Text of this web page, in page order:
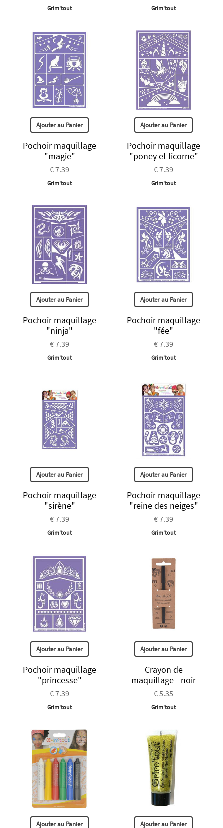
Grim'tout Grim'tout
Ajouter au Panier
Pochoir maquillage
"magie"
€ 7.39
Grim'tout
Ajouter au Panier
Pochoir maquillage
"poney et licorne"
€ 7.39
Grim'tout
Ajouter au Panier
Pochoir maquillage
"ninja"
€ 7.39
Grim'tout
Ajouter au Panier
Pochoir maquillage
"fée"
€ 7.39
Grim'tout
Ajouter au Panier
Pochoir maquillage
"sirène"
€ 7.39
Grim'tout
Ajouter au Panier
Pochoir maquillage
"reine des neiges"
€ 7.39
Grim'tout
Ajouter au Panier
Pochoir maquillage
"princesse"
€ 7.39
Grim'tout
Ajouter au Panier
Crayon de
maquillage - noir
€ 5.35
Grim'tout
Ajouter au Panier Ajouter au Panier